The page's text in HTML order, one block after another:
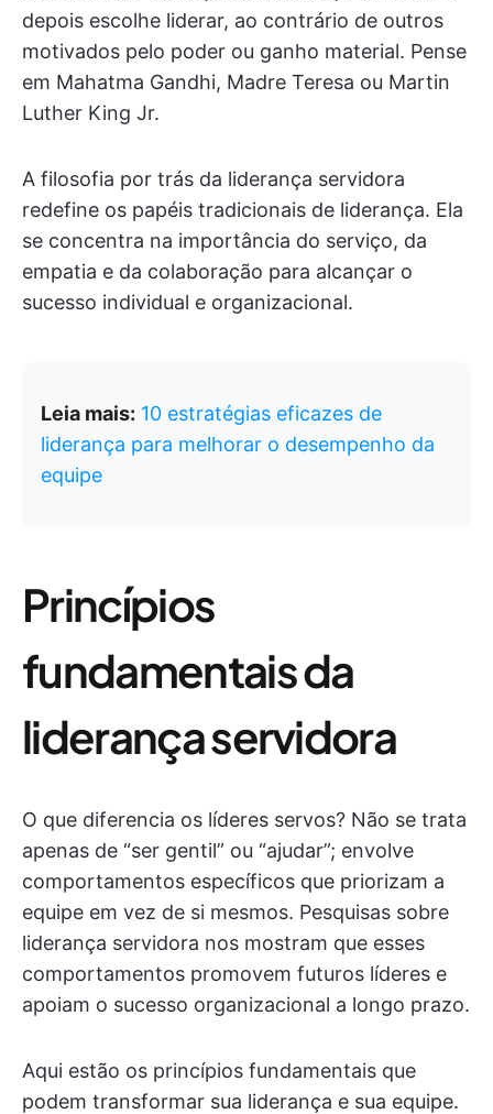
depois escolhe liderar, ao contrário de outros
motivados pelo poder ou ganho material. Pense
em Mahatma Gandhi, Madre Teresa ou Martin
Luther King Jr.
A filosofia por trás da liderança servidora
redefine os papéis tradicionais de liderança. Ela
se concentra na importância do serviço, da
empatia e da colaboração para alcançar o
sucesso individual e organizacional.
Leia mais: 10 estratégias eficazes de
liderança para melhorar o desempenho da
equipe
Princípios
fundamentais da
liderança servidora
O que diferencia os líderes servos? Não se trata
apenas de “ser gentil” ou “ajudar”; envolve
comportamentos específicos que priorizam a
equipe em vez de si mesmos. Pesquisas sobre
liderança servidora nos mostram que esses
comportamentos promovem futuros líderes e
apoiam o sucesso organizacional a longo prazo.
Aqui estão os princípios fundamentais que
podem transformar sua liderança e sua equipe.